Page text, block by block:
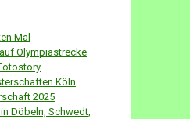
Mal
Olympiastrecke
Köln
2025
Döbeln, Schwedt,